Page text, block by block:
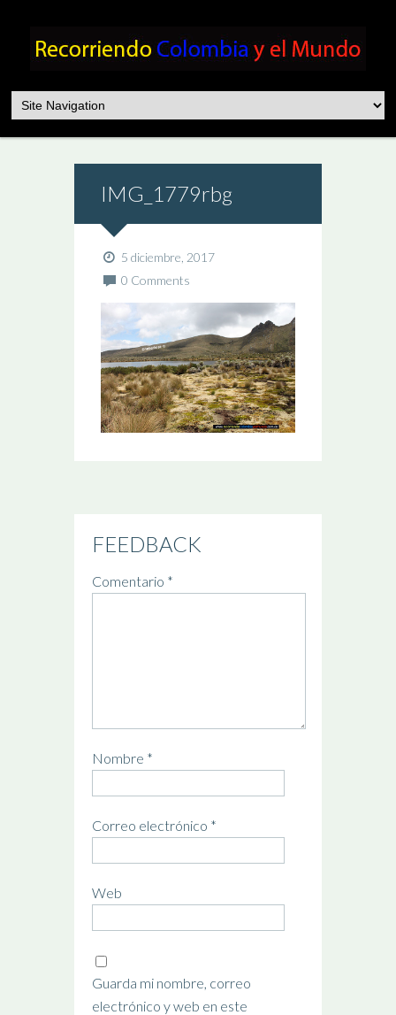
IMG_1779rbg
5 diciembre, 2017
0 Comments
FEEDBACK
Comentario *
Nombre *
Correo electrónico *
Web
Guarda mi nombre, correo
electrónico y web en este